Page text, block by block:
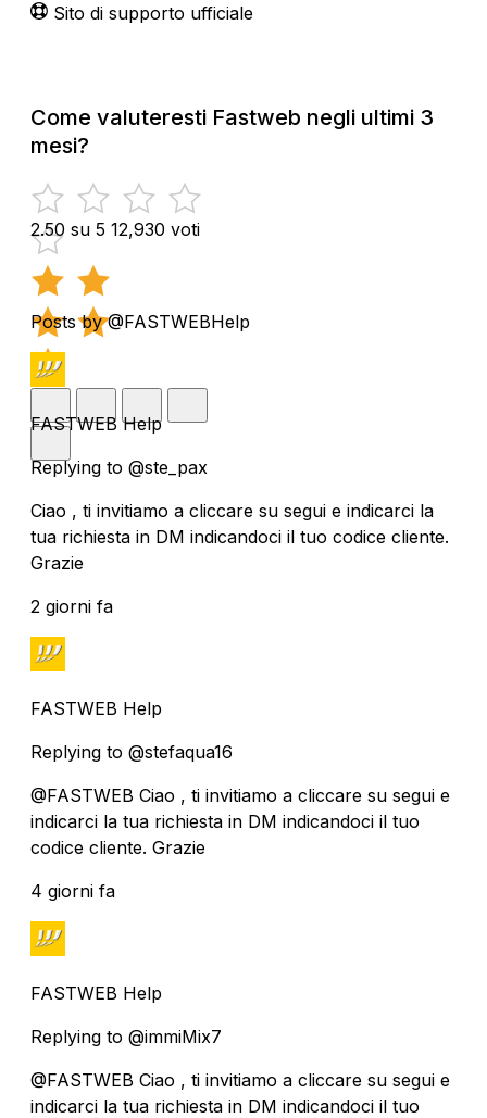
Sito di supporto ufficiale
Come valuteresti Fastweb negli ultimi 3
mesi?
2.50 su 5 12,930 voti
Posts by @FASTWEBHelp
FASTWEB Help
Replying to @ste_pax
Ciao , ti invitiamo a cliccare su segui e indicarci la
tua richiesta in DM indicandoci il tuo codice cliente.
Grazie
2 giorni fa
FASTWEB Help
Replying to @stefaqua16
@FASTWEB Ciao , ti invitiamo a cliccare su segui e
indicarci la tua richiesta in DM indicandoci il tuo
codice cliente. Grazie
4 giorni fa
FASTWEB Help
Replying to @immiMix7
@FASTWEB Ciao , ti invitiamo a cliccare su segui e
indicarci la tua richiesta in DM indicandoci il tuo